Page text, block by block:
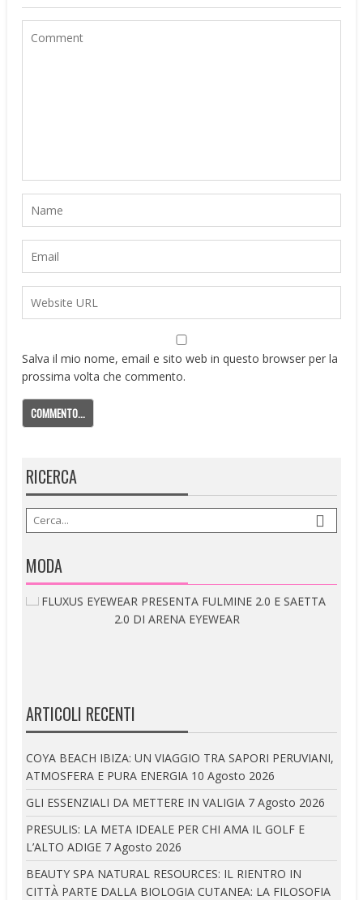
Salva il mio nome, email e sito web in questo browser per la
prossima volta che commento.
RICERCA
MODA
ARTICOLI RECENTI
COYA BEACH IBIZA: UN VIAGGIO TRA SAPORI PERUVIANI,
ATMOSFERA E PURA ENERGIA 10 Agosto 2026
GLI ESSENZIALI DA METTERE IN VALIGIA 7 Agosto 2026
PRESULIS: LA META IDEALE PER CHI AMA IL GOLF E
L’ALTO ADIGE 7 Agosto 2026
BEAUTY SPA NATURAL RESOURCES: IL RIENTRO IN
CITTÀ PARTE DALLA BIOLOGIA CUTANEA: LA FILOSOFIA